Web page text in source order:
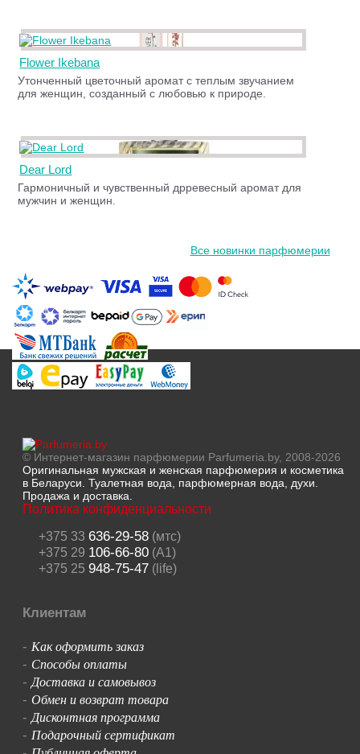
Flower Ikebana
Утонченный цветочный аромат с теплым звучанием
для женщин, созданный с любовью к природе.
Dear Lord
Гармоничный и чувственный дрревесный аромат для
мужчин и женщин.
Все новинки парфюмерии
© Интернет-магазин парфюмерии Parfumeria.by, 2008-2026
Оригинальная мужская и женская парфюмерия и косметика
в Беларуси. Туалетная вода, парфюмерная вода, духи.
Продажа и доставка.
Политика конфиденциальности
+375 33 636-29-58(мтс)
+375 29 106-66-80(A1)
+375 25 948-75-47(life)
Клиентам
- Как оформить заказ
- Способы оплаты
-Доставка и самовывоз
- Обмен и возврат товара
-Дисконтная программа
- Подарочный сертификат